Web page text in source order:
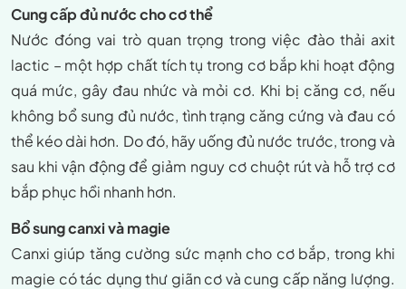
Cung cấp đủ nước cho cơ thể
Nước đóng vai trò quan trọng trong việc đào thải axit
lactic – một hợp chất tích tụ trong cơ bắp khi hoạt động
quá mức, gây đau nhức và mỏi cơ. Khi bị căng cơ, nếu
không bổ sung đủ nước, tình trạng căng cứng và đau có
thể kéo dài hơn. Do đó, hãy uống đủ nước trước, trong và
sau khi vận động để giảm nguy cơ chuột rút và hỗ trợ cơ
bắp phục hồi nhanh hơn.
Bổ sung canxi và magie
Canxi giúp tăng cường sức mạnh cho cơ bắp, trong khi
magie có tác dụng thư giãn cơ và cung cấp năng lượng.